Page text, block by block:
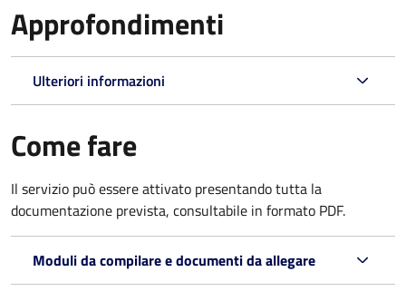
Approfondimenti
Ulteriori informazioni
Come fare
Il servizio può essere attivato presentando tutta la
documentazione prevista, consultabile in formato PDF.
Moduli da compilare e documenti da allegare